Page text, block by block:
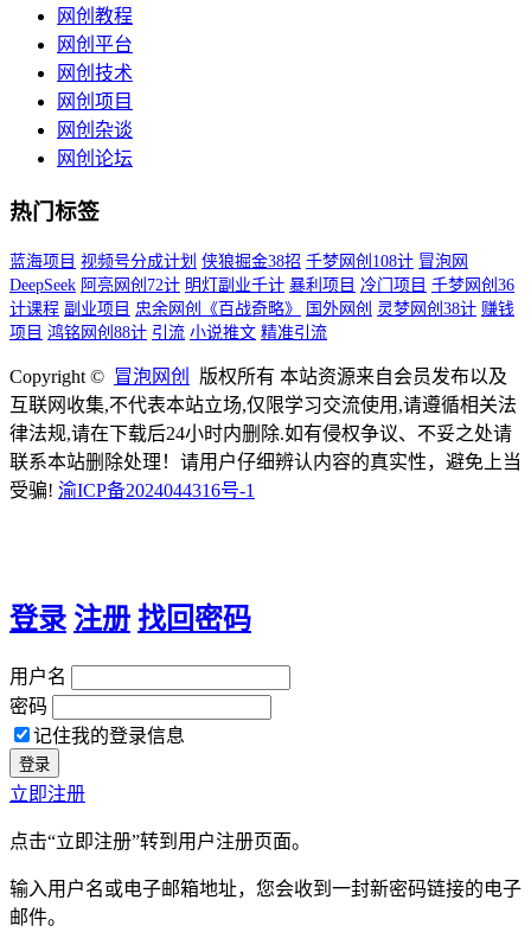
网创教程
网创平台
网创技术
网创项目
网创杂谈
网创论坛
热门标签
蓝海项目 视频号分成计划 侠狼掘金38招 千梦网创108计 冒泡网
DeepSeek 阿亮网创72计 明灯副业千计 暴利项目 冷门项目 千梦网创36
计课程 副业项目 忠余网创《百战奇略》 国外网创 灵梦网创38计 赚钱
项目 鸿铭网创88计 引流 小说推文 精准引流
Copyright © 冒泡网创
版权所有 本站资源来自会员发布以及
互联网收集,不代表本站立场,仅限学习交流使用,请遵循相关法
律法规,请在下载后24小时内删除.如有侵权争议、不妥之处请
联系本站删除处理！请用户仔细辨认内容的真实性，避免上当
受骗! 渝ICP备2024044316号-1
登录 注册 找回密码
用户名
密码
记住我的登录信息
立即注册
点击“立即注册”转到用户注册页面。
输入用户名或电子邮箱地址，您会收到一封新密码链接的电子
邮件。